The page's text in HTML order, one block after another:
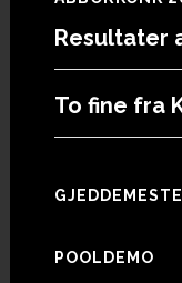
Resultater
To fine fra
POOLDEMO